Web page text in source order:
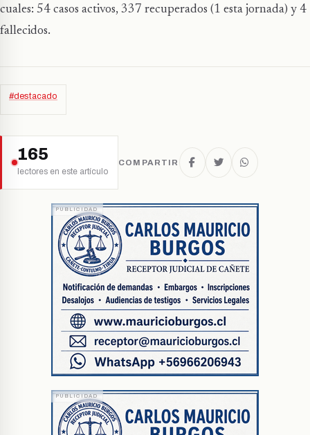
cuales: 54 casos activos, 337 recuperados (1 esta jornada) y 4
fallecidos.
#destacado
165
lectores en este artículo
COMPARTIR